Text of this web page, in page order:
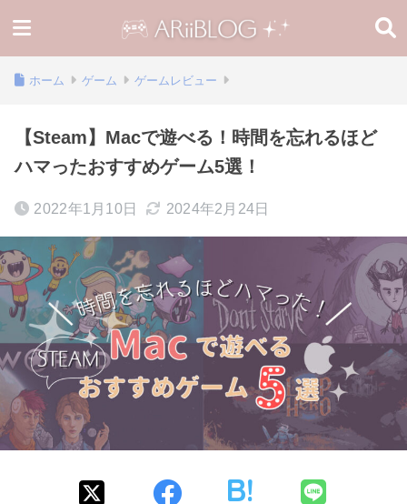
ホーム ゲーム ゲームレビュー
【Steam】Macで遊べる！時間を忘れるほど
ハマったおすすめゲーム5選！
2022年1月10日 2024年2月24日